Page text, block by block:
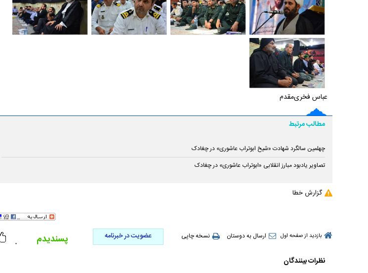
عباس فخری‌مقدم
مطالب مرتبط
چهلمین سالگرد شهادت «شیخ ابوتراب عاشوری» در چغادک
تصاویر یادبود مبارز انقلابی «ابوتراب عاشوری» در چغادک
گزارش خطا
بازدید از صفحه اول ارسال به دوستان نسخه چاپی عضویت در خبرنامه
۰ پسندیدم
نظرات بینندگان